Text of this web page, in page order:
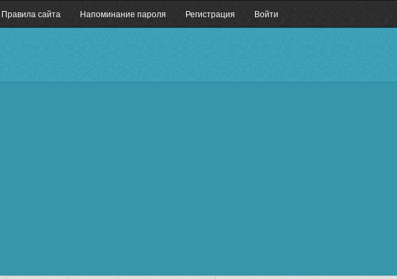
Правила сайта Напоминание пароля Регистрация Войти